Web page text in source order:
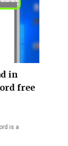
in
free
is a